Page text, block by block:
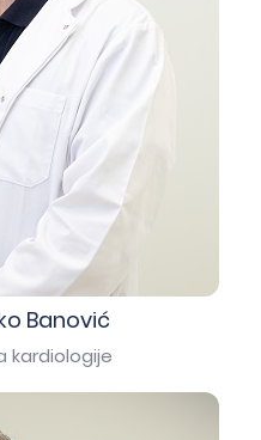
Banović
kardiologije